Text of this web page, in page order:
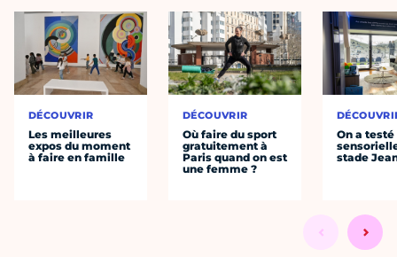
DÉCOUVRIR
Les meilleures
expos du moment
à faire en famille
DÉCOUVRIR
Où faire du sport
gratuitement à
Paris quand on est
une femme ?
On a
stade